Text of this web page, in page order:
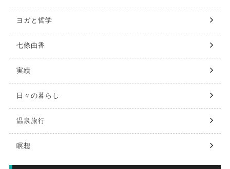
ヨガと哲学
七條由香
実績
日々の暮らし
温泉旅行
瞑想